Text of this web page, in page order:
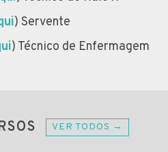
) Servente
) Técnico de Enfermagem
VER TODOS →